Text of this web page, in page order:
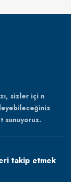
sizler içi n
sunuyoruz.
takip etmek